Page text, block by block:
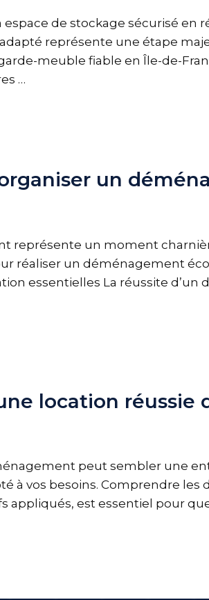
espace de stockage sécurisé
adapté représente une étape
meuble fiable en Île-de-
…
un
représente un moment
réaliser un déménagement
essentielles La réussite
location
peut sembler une
à vos besoins. Comprendre
appliqués, est essentiel pour